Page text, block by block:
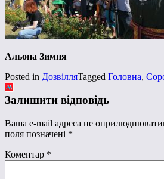
Альона Зимня
Posted in ДозвілляTagged Головна,
Залишити відповідь
Ваша e-mail адреса не
поля позначені *
Коментар *